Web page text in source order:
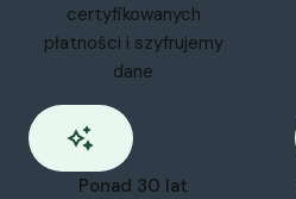
certyfikowanych
płatności i szyfrujemy
dane
Ponad 30 lat